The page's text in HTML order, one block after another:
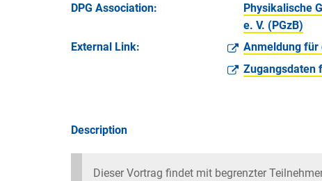
DPG Association:
Physikalische
e. V. (PGzB)
External Link:
Anmeldung für
Zugangsdaten
Description
Dieser Vortrag findet mit begrenzter